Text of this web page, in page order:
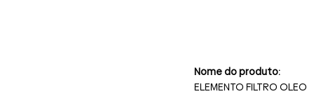
Nome do produto:
ELEMENTO FILTRO OLEO